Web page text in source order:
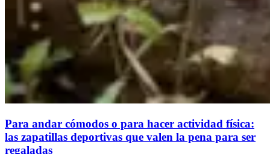
Para andar cómodos o para hacer actividad física:
las zapatillas deportivas que valen la pena para ser
regaladas